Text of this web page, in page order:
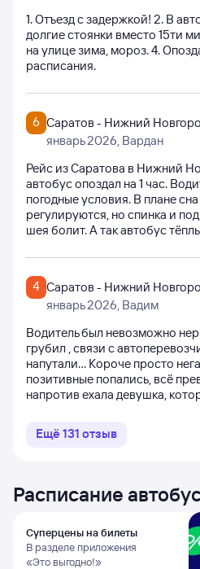
Расписание
Суперцены на билеты
В разделе приложения
«Это выгодно!»
1. Отъезд с задержкой! 2. В
долгие стоянки вместо 15ти
на улице зима, мороз. 4.
расписания.
6 Саратов - Нижний
январь 2026, Вардан
Рейс из Саратова в Нижний
автобус опоздал на 1 час.
погодные условия. В плане
регулируются, но спинка и
шея болит. А так автобус
4 Саратов - Нижний
январь 2026, Вадим
Водитель был невозможно
грубил , связи с
напутали... Короче просто
позитивные попались, всё
напротив ехала девушка,
Ещё 131 отзыв